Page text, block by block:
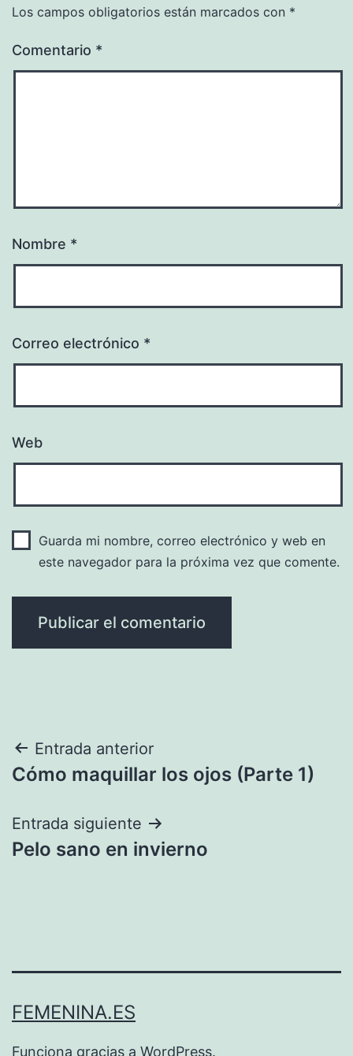
Los campos obligatorios están marcados con *
Comentario *
Nombre *
Correo electrónico *
Web
Guarda mi nombre, correo electrónico y web en
este navegador para la próxima vez que comente.
Navegación
de
entradas
Entrada anterior
Cómo maquillar los ojos (Parte 1)
Entrada siguiente
Pelo sano en invierno
FEMENINA.ES
Funciona gracias a WordPress.